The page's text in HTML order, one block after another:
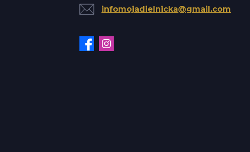
infomojadielnicka@gmail.com